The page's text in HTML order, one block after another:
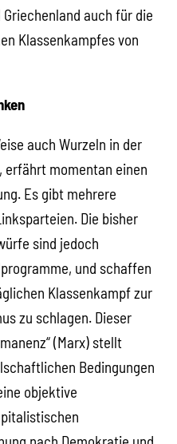
auch für die
Klassenkampfes von
auch Wurzeln in der
erfährt momentan einen
Es gibt mehrere
Die bisher
sind jedoch
und schaffen
Klassenkampf zur
zu schlagen. Dieser
(Marx) stellt
Bedingungen
objektive